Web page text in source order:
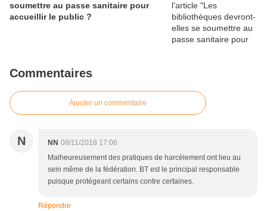
soumettre au passe sanitaire pour
accueillir le public ?
Commentaires
Ajouter un commentaire
N NN 08/11/2018 17:06
Malheureusement des pratiques de harcèlement ont lieu au
sein même de la fédération. BT est le principal responsable
puisque protégeant certains contre certaines.
Répondre